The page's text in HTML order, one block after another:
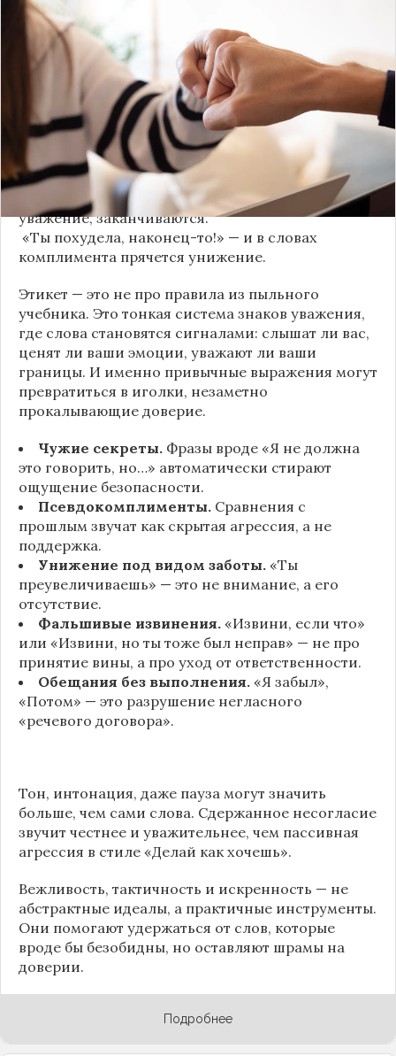
Мы часто думаем, что доверие рушится из-за
серьёзных предательств. Но на самом деле оно
трещит по швам гораздо раньше — в момент,
когда в разговоре звучит невинная на первый
взгляд фраза. Подробнее об этом рассказывает
«Этикет и психология общения» на Дзене.
«Да я никому не расскажу, правда». И через пару
дней вашу историю пересказывает другой
человек.
«Хватит ныть» — и разговор, а вместе с ним
уважение, заканчиваются.
«Ты похудела, наконец-то!» — и в словах
комплимента прячется унижение.
Этикет — это не про правила из пыльного
учебника. Это тонкая система знаков уважения,
где слова становятся сигналами: слышат ли вас,
ценят ли ваши эмоции, уважают ли ваши
границы. И именно привычные выражения могут
превратиться в иголки, незаметно
прокалывающие доверие.
Чужие секреты. Фразы вроде «Я не должна
это говорить, но…» автоматически стирают
ощущение безопасности.
Псевдокомплименты. Сравнения с
прошлым звучат как скрытая агрессия, а не
поддержка.
Унижение под видом заботы. «Ты
преувеличиваешь» — это не внимание, а его
отсутствие.
Фальшивые извинения. «Извини, если что»
или «Извини, но ты тоже был неправ» — не про
принятие вины, а про уход от ответственности.
Обещания без выполнения. «Я забыл»,
«Потом» — это разрушение негласного
«речевого договора».
Тон, интонация, даже пауза могут значить
больше, чем сами слова. Сдержанное несогласие
звучит честнее и уважительнее, чем пассивная
агрессия в стиле «Делай как хочешь».
Вежливость, тактичность и искренность — не
абстрактные идеалы, а практичные инструменты.
Они помогают удержаться от слов, которые
вроде бы безобидны, но оставляют шрамы на
доверии.
Подробнее